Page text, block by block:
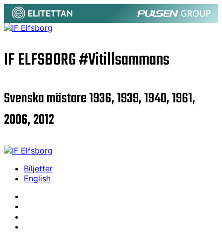
IF ELFSBORG#Vitillsammans
Svenska mästare 1936, 1939, 1940, 1961,
2006, 2012
Biljetter
English